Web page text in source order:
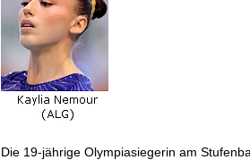
Die 19-jährige Olympiasiegerin am